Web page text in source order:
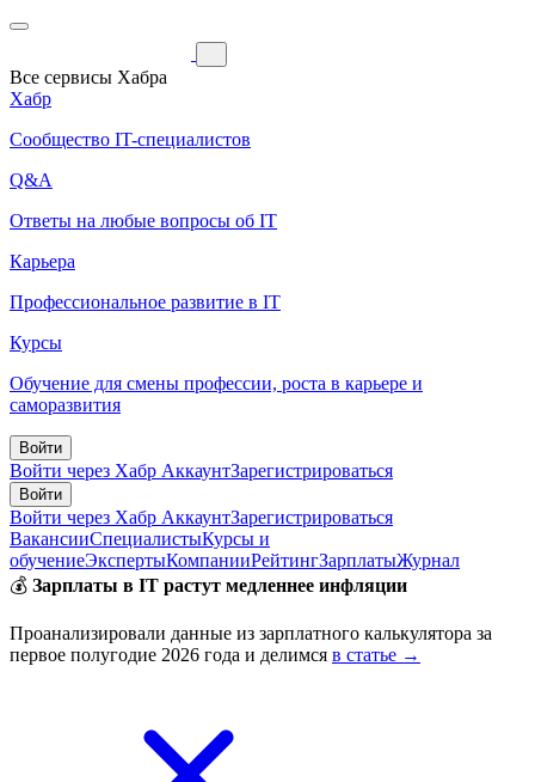
Все сервисы Хабра
Хабр
Сообщество IT-специалистов
Q&A
Ответы на любые вопросы об IT
Карьера
Профессиональное развитие в IT
Курсы
Обучение для смены профессии, роста в карьере и
саморазвития
Войти
Войти через Хабр АккаунтЗарегистрироваться
Войти
Войти через Хабр АккаунтЗарегистрироваться
ВакансииСпециалистыКурсы и
обучениеЭкспертыКомпанииРейтингЗарплатыЖурнал
💰 Зарплаты в IT растут медленнее инфляции
Проанализировали данные из зарплатного калькулятора за
первое полугодие 2026 года и делимся в статье →